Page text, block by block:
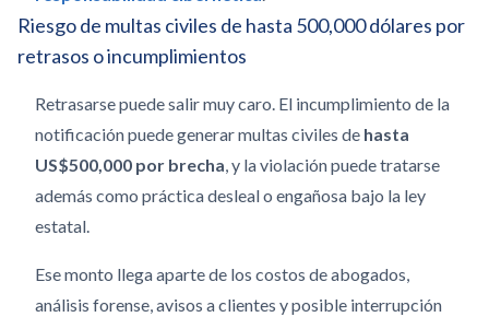
Riesgo de multas civiles de hasta 500,000 dólares por
retrasos o incumplimientos
Retrasarse puede salir muy caro. El incumplimiento de la
notificación puede generar multas civiles de hasta
US$500,000 por brecha, y la violación puede tratarse
además como práctica desleal o engañosa bajo la ley
estatal.
Ese monto llega aparte de los costos de abogados,
análisis forense, avisos a clientes y posible interrupción